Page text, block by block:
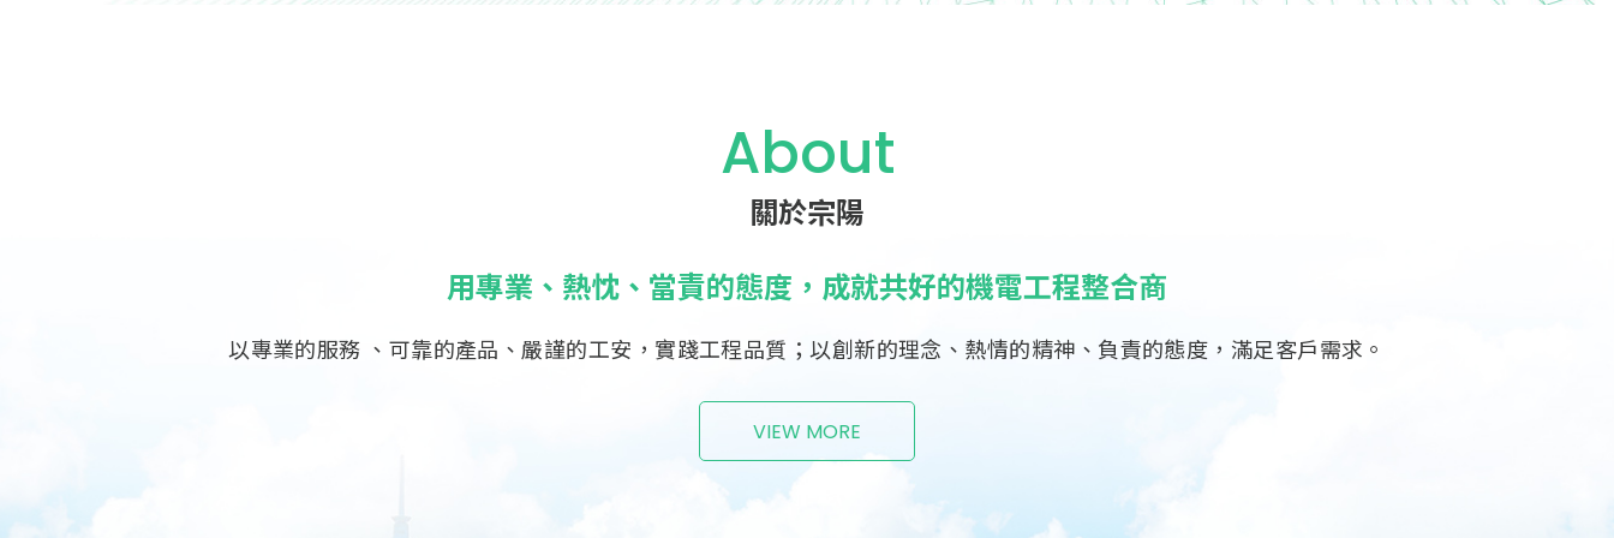
About
關於宗陽
用專業、熱忱、當責的態度，成就共好的機電工程整合商
以專業的服務 、可靠的產品、嚴謹的工安，實踐工程品質；以創新的理念、熱情的精神、負責的態度，滿足客戶需求。
VIEW MORE